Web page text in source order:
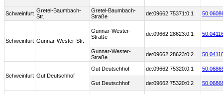
Schweinfurt Gretel-Baumbach-
Str.
Gretel-Baumbach-
Straße
de:09662:75371:0:1
Schweinfurt Gunnar-Wester-Str.
Gunnar-Wester-
Straße
de:09662:28623:0:1
Gunnar-Wester-
Straße
de:09662:28623:0:2
Schweinfurt Gut Deutschhof
Gut Deutschhof de:09662:75320:0:1
Gut Deutschhof de:09662:75320:0:2